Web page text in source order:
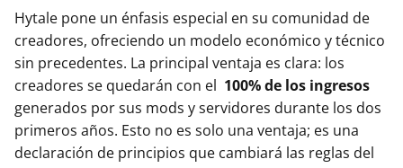
Hytale pone un énfasis especial en su comunidad de
creadores, ofreciendo un modelo económico y técnico
sin precedentes. La principal ventaja es clara: los
creadores se quedarán con el 100% de los ingresos
generados por sus mods y servidores durante los dos
primeros años. Esto no es solo una ventaja; es una
declaración de principios que cambiará las reglas del